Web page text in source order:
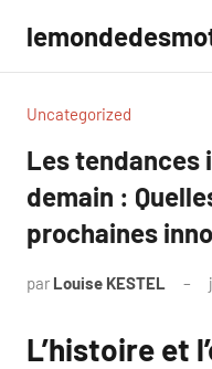
contenu
Uncategorized
Les tendances
demain :
prochaines
par Louise KESTEL
L’histoire et